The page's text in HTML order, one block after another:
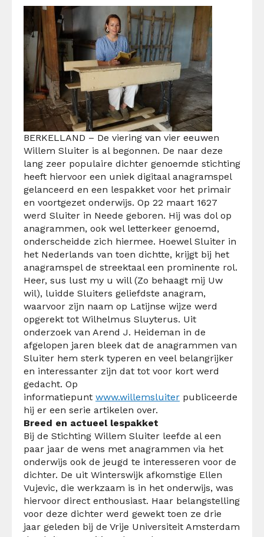
BERKELLAND – De viering van vier eeuwen
Willem Sluiter is al begonnen. De naar deze
lang zeer populaire dichter genoemde stichting
heeft hiervoor een uniek digitaal anagramspel
gelanceerd en een lespakket voor het primair
en voortgezet onderwijs. Op 22 maart 1627
werd Sluiter in Neede geboren. Hij was dol op
anagrammen, ook wel letterkeer genoemd,
onderscheidde zich hiermee. Hoewel Sluiter in
het Nederlands van toen dichtte, krijgt bij het
anagramspel de streektaal een prominente rol.
Heer, sus lust my u will (Zo behaagt mij Uw
wil), luidde Sluiters geliefdste anagram,
waarvoor zijn naam op Latijnse wijze werd
opgerekt tot Wilhelmus Sluyterus. Uit
onderzoek van Arend J. Heideman in de
afgelopen jaren bleek dat de anagrammen van
Sluiter hem sterk typeren en veel belangrijker
en interessanter zijn dat tot voor kort werd
gedacht. Op
informatiepunt www.willemsluiter publiceerde
hij er een serie artikelen over.
Breed en actueel lespakket
Bij de Stichting Willem Sluiter leefde al een
paar jaar de wens met anagrammen via het
onderwijs ook de jeugd te interesseren voor de
dichter. De uit Winterswijk afkomstige Ellen
Vujevic, die werkzaam is in het onderwijs, was
hiervoor direct enthousiast. Haar belangstelling
voor deze dichter werd gewekt toen ze drie
jaar geleden bij de Vrije Universiteit Amsterdam